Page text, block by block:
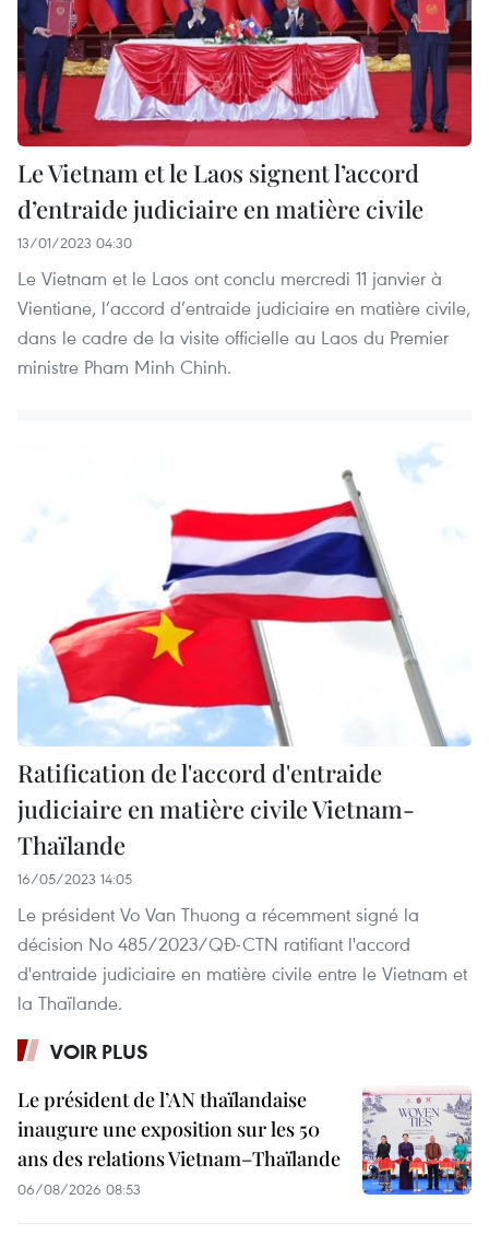
Le Vietnam et le Laos signent l’accord
d’entraide judiciaire en matière civile
13/01/2023 04:30
Le Vietnam et le Laos ont conclu mercredi 11 janvier à
Vientiane, l’accord d’entraide judiciaire en matière civile,
dans le cadre de la visite officielle au Laos du Premier
ministre Pham Minh Chinh.
Ratification de l'accord d'entraide
judiciaire en matière civile Vietnam-
Thaïlande
16/05/2023 14:05
Le président Vo Van Thuong a récemment signé la
décision No 485/2023/QĐ-CTN ratifiant l'accord
d'entraide judiciaire en matière civile entre le Vietnam et
la Thaïlande.
VOIR PLUS
Le président de l’AN thaïlandaise
inaugure une exposition sur les 50
ans des relations Vietnam–Thaïlande
06/08/2026 08:53